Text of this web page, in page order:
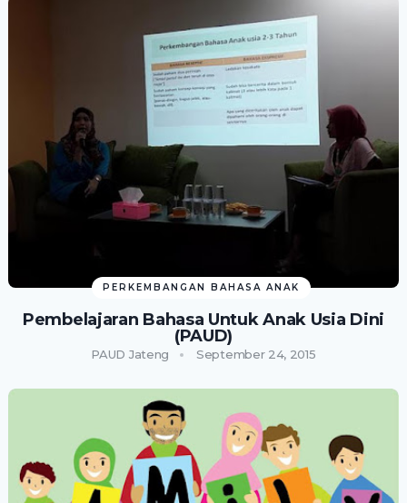
PERKEMBANGAN BAHASA ANAK
Pembelajaran Bahasa Untuk Anak Usia Dini
(PAUD)
PAUD Jateng September 24, 2015